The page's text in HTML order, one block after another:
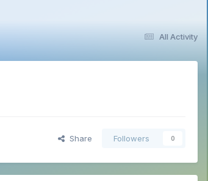
All Activity
Share Followers 0